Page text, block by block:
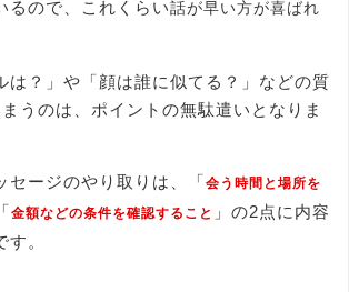
るので、これくらい話が早い方が喜ばれ
は？」や「顔は誰に似てる？」などの質
うのは、ポイントの無駄遣いとなりま
セージのやり取りは、「会う時間と場所を
金額などの条件を確認すること 」の2点に内容
。